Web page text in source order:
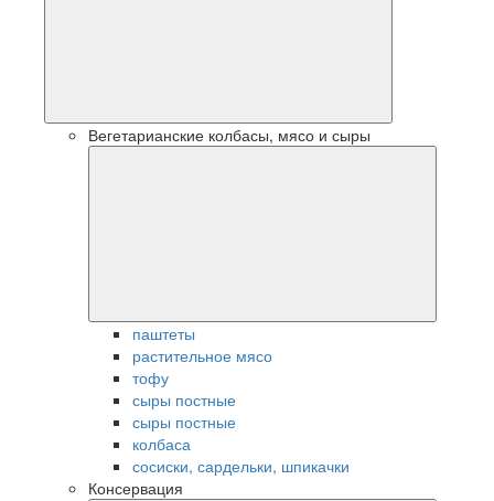
Вегетарианские колбасы, мясо и сыры
паштеты
растительное мясо
тофу
сыры постные
сыры постные
колбаса
сосиски, сардельки, шпикачки
Консервация